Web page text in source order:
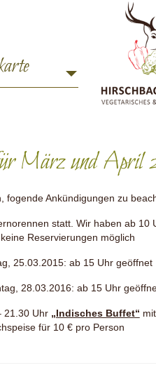
März und April
fogende Ankündigungen zu
statt. Wir haben ab 10
Reservierungen möglich
25.03.2015: ab 15 Uhr geöffnet
28.03.2016: ab 15 Uhr
21.30 Uhr „Indisches Buffet“
für 10 € pro Person